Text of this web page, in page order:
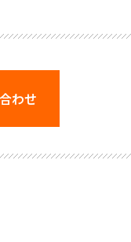
わせ